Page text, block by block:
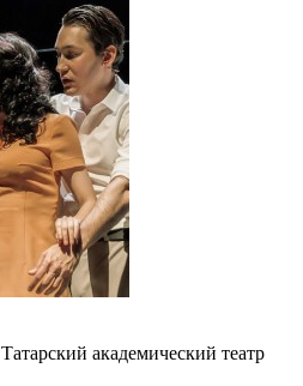
Татарский академический театр